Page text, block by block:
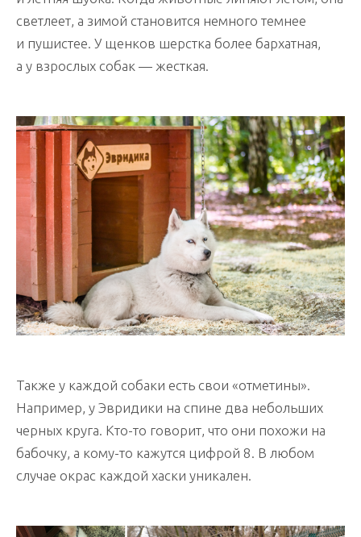
светлеет, а зимой становится немного темнее
и пушистее. У щенков шерстка более бархатная,
а у взрослых собак — жесткая.
Также у каждой собаки есть свои «отметины».
Например, у Эвридики на спине два небольших
черных круга. Кто-то говорит, что они похожи на
бабочку, а кому-то кажутся цифрой 8. В любом
случае окрас каждой хаски уникален.